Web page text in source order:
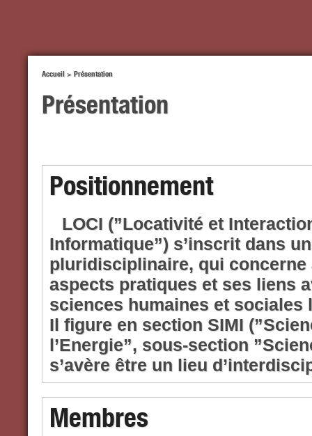
Accueil > Présentation
Présentation
Positionnement
LOCI (”Locativité et
Informatique”) s’inscrit dans
pluridisciplinaire, qui concerne
aspects pratiques et ses liens
sciences humaines et sociales
Il ﬁgure en section SIMI
l’Energie”, sous-section
s’avère être un lieu
Membres